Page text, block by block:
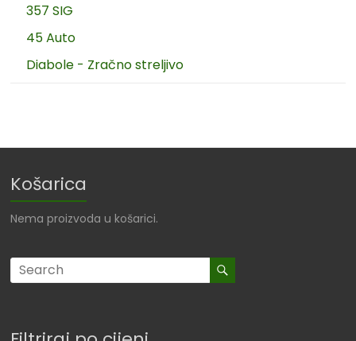
357 SIG
45 Auto
Diabole - Zračno streljivo
Košarica
Nema proizvoda u košarici.